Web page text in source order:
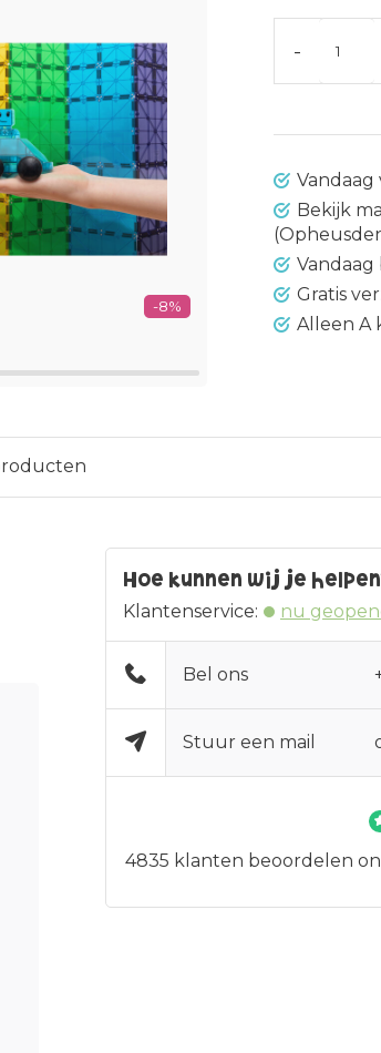
-8%
-
Vandaag
Bekijk
Gratis
Alleen A
Hoe kunnen wij je
Klantenservice: nu
Bel ons
Stuur een mail
4835 klanten beoordelen